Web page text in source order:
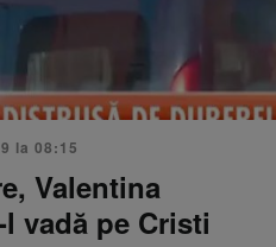
la 08:15
Valentina
vadă pe Cristi